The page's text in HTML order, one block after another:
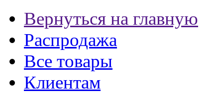
Вернуться на главную
Распродажа
Все товары
Клиентам